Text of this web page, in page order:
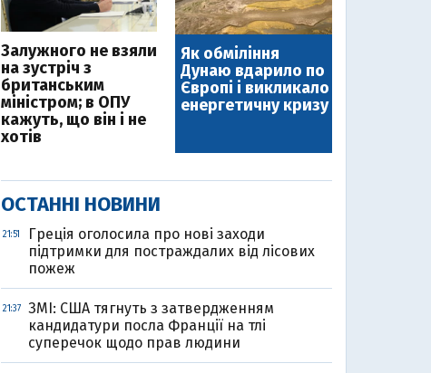
Залужного не взяли
на зустріч з
британським
міністром; в ОПУ
кажуть, що він і не
хотів
Як обміління
Дунаю вдарило по
Європі і викликало
енергетичну кризу
ОСТАННІ НОВИНИ
21:51
Греція оголосила про нові заходи
підтримки для постраждалих від лісових
пожеж
21:37
ЗМІ: США тягнуть з затвердженням
кандидатури посла Франції на тлі
суперечок щодо прав людини